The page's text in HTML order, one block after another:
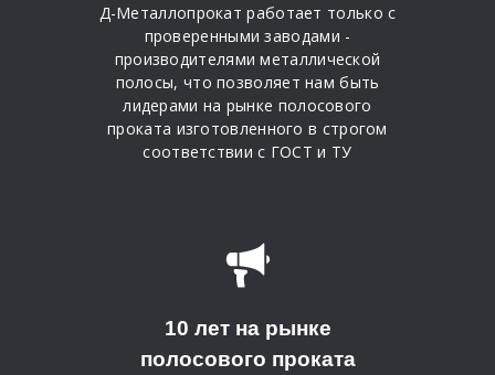
Д-Металлопрокат работает только с
проверенными заводами -
производителями металлической
полосы, что позволяет нам быть
лидерами на рынке полосового
проката изготовленного в строгом
соответствии с ГОСТ и ТУ
10 лет на рынке
полосового проката